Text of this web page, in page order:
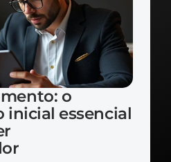
o
essencial